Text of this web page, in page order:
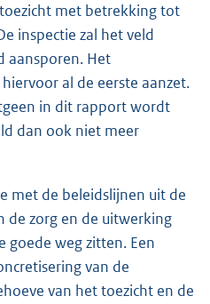
met betrekking tot
inspectie zal het veld
aansporen. Het
al de eerste aanzet.
in dit rapport wordt
dan ook niet meer
met de beleidslijnen uit de
de zorg en de uitwerking
goede weg zitten. Een
van de
van het toezicht en de